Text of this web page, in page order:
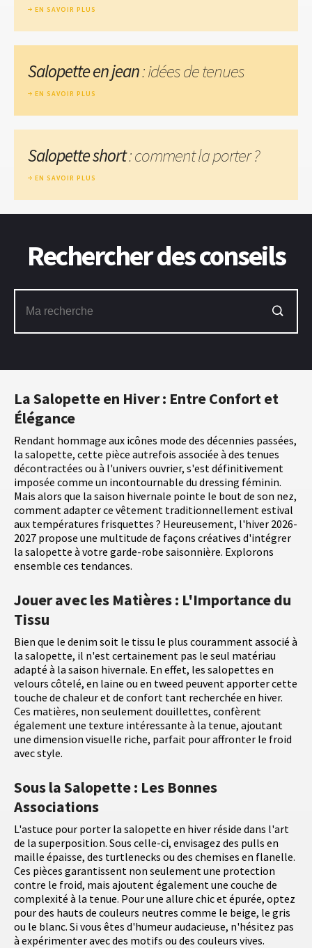
La Salopette en Hiver : Entre Confort et
Élégance
Rendant hommage aux icônes mode des décennies passées,
la salopette, cette pièce autrefois associée à des tenues
décontractées ou à l'univers ouvrier, s'est définitivement
imposée comme un incontournable du dressing féminin.
Mais alors que la saison hivernale pointe le bout de son nez,
comment adapter ce vêtement traditionnellement estival
aux températures frisquettes ? Heureusement, l'hiver 2026-
2027 propose une multitude de façons créatives d'intégrer
la salopette à votre garde-robe saisonnière. Explorons
ensemble ces tendances.
Jouer avec les Matières : L'Importance du
Tissu
Bien que le denim soit le tissu le plus couramment associé à
la salopette, il n'est certainement pas le seul matériau
adapté à la saison hivernale. En effet, les salopettes en
velours côtelé, en laine ou en tweed peuvent apporter cette
touche de chaleur et de confort tant recherchée en hiver.
Ces matières, non seulement douillettes, confèrent
également une texture intéressante à la tenue, ajoutant
une dimension visuelle riche, parfait pour affronter le froid
avec style.
Sous la Salopette : Les Bonnes
Associations
L'astuce pour porter la salopette en hiver réside dans l'art
de la superposition. Sous celle-ci, envisagez des pulls en
maille épaisse, des turtlenecks ou des chemises en flanelle.
Ces pièces garantissent non seulement une protection
contre le froid, mais ajoutent également une couche de
complexité à la tenue. Pour une allure chic et épurée, optez
pour des hauts de couleurs neutres comme le beige, le gris
ou le blanc. Si vous êtes d'humeur audacieuse, n'hésitez pas
à expérimenter avec des motifs ou des couleurs vives.
EN SAVOIR PLUS
Salopette en jean: idées de tenues
EN SAVOIR PLUS
Salopette short: comment la porter ?
EN SAVOIR PLUS
Rechercher des conseils